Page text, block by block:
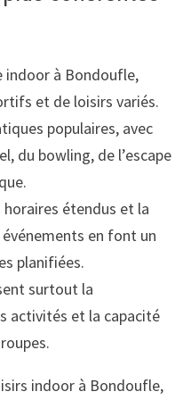
indoor à Bondoufle,
et de loisirs variés.
populaires, avec
du bowling, de l’escape
horaires étendus et la
en font un
planifiées.
surtout la
activités et la capacité
indoor à Bondoufle,